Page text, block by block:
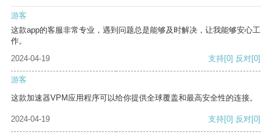
游客
这款app的客服非常专业，遇到问题总是能够及时解决，让我能够安心工
作。
2024-04-19
支持[0] 反对[0]
游客
这款加速器VPM应用程序可以给你提供全球覆盖和最高安全性的连接。
2024-04-19 支持[0] 反对[0]